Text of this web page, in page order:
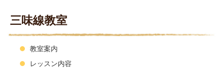
三味線教室
教室案内
レッスン内容